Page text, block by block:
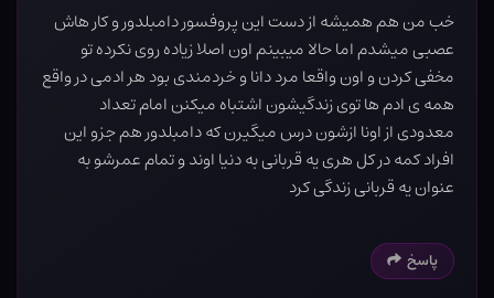
خب من هم همیشه از دست این پروفسور دامبلدور و کار هاش
عصبی میشدم اما حالا میبینم اون اصلا زیاده روی نکرده تو
مخفی کردن و اون واقعا مرد دانا و خردمندی بود هر ادمی در واقع
همه ی ادم ها توی زندگیشون اشتباه میکنن امام تعداد
معدودی از اونا ازشون درس میگیرن که دامبلدور هم جزو این
افراد کمه در کل هری یه قربانی به دنیا اوند و تمام عمرشو به
عنوان یه قربانی زندگی کرد
پاسخ